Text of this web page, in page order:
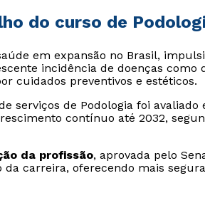
do curso de
em expansão no Brasil,
incidência de doenças como
cuidados preventivos e estéticos.
serviços de Podologia foi
contínuo até 2032,
da profissão, aprovada pelo
carreira, oferecendo mais